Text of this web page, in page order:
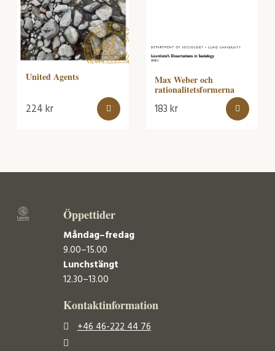
United Agents
224kr
Max Weber och
rationalitetsformerna
183kr
Öppettider
Måndag–fredag
9.00–15.00
Lunchstängt
12.30–13.00
Kontaktinformation
+46 46-222 44 76